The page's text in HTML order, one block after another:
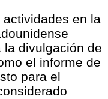
en la
divulgación de
el informe de
para el